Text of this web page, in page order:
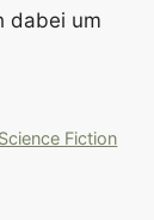
dabei um
Science Fiction